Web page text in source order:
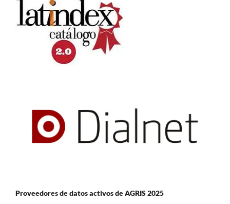
Proveedores de datos activos de AGRIS 2025